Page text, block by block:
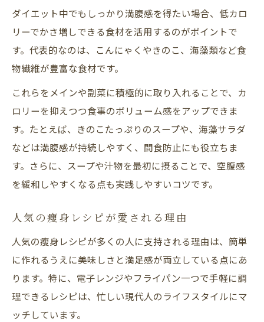
リバウンド防止に効く1週間分瘦身献立
人気ダイエットレシピで続ける瘦身生活
手間いらずの人気瘦身レシピを極めるには
時短で作れる人気瘦身レシピの選び方
ダイエットレシピ簡単人気の理由を解説
手間なく続く瘦身レシピのコツを伝授
瘦身レシピ人気ランキングの活用法
瘦身を叶える簡単調理法とコツ
初心者でも安心の時短瘦身レシピ術
満腹感が続く瘦身調理の工夫ポイント
ダイエットレシピ簡単調理の秘訣紹介
太りにくい料理法で瘦身をサポート
ダイエット中でもしっかり満腹感を得たい場合、低カロ
リーでかさ増しできる食材を活用するのがポイントで
す。代表的なのは、こんにゃくやきのこ、海藻類など食
物繊維が豊富な食材です。
これらをメインや副菜に積極的に取り入れることで、カ
ロリーを抑えつつ食事のボリューム感をアップできま
す。たとえば、きのこたっぷりのスープや、海藻サラダ
などは満腹感が持続しやすく、間食防止にも役立ちま
す。さらに、スープや汁物を最初に摂ることで、空腹感
を緩和しやすくなる点も実践しやすいコツです。
人気の瘦身レシピが愛される理由
人気の瘦身レシピが多くの人に支持される理由は、簡単
に作れるうえに美味しさと満足感が両立している点にあ
ります。特に、電子レンジやフライパン一つで手軽に調
理できるレシピは、忙しい現代人のライフスタイルにマ
ッチしています。